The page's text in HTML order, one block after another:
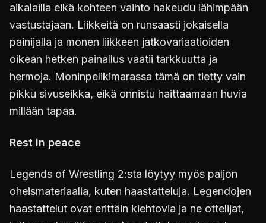
aikalailla eikä kohteen vaihto hakeudu lähimpään
vastustajaan. Liikkeitä on runsaasti jokaisella
painijalla ja monen liikkeen jatkovariaatioiden
oikean hetken painallus vaatii tarkkuutta ja
hermoja. Moninpelikimarassa tämä on tietty vain
pikku sivuseikka, eikä onnistu haittaamaan huvia
millään tapaa.
Rest in peace
Legends of Wrestling 2:sta löytyy myös paljon
oheismateriaalia, kuten haastatteluja. Legendojen
haastattelut ovat erittäin kiehtovia ja ne ottelijat,